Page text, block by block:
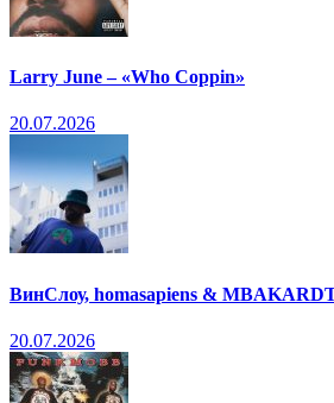
Larry June – «Who Coppin»
20.07.2026
ВинСлоу, homasapiens &
20.07.2026